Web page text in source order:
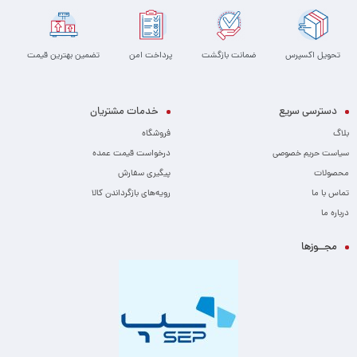
تحویل اکسپرس ضمانت بازگشت پرداخت امن تضمین بهترین قیمت
دسترسی سریع
بلاگ
سیاست حریم خصوصی
محصولات
تماس با ما
درباره ما
خدمات مشتریان
فروشگاه
درخواست قیمت عمده
پیگیری سفارش
رویه‌های بازگرداندن کالا
مجــوزها